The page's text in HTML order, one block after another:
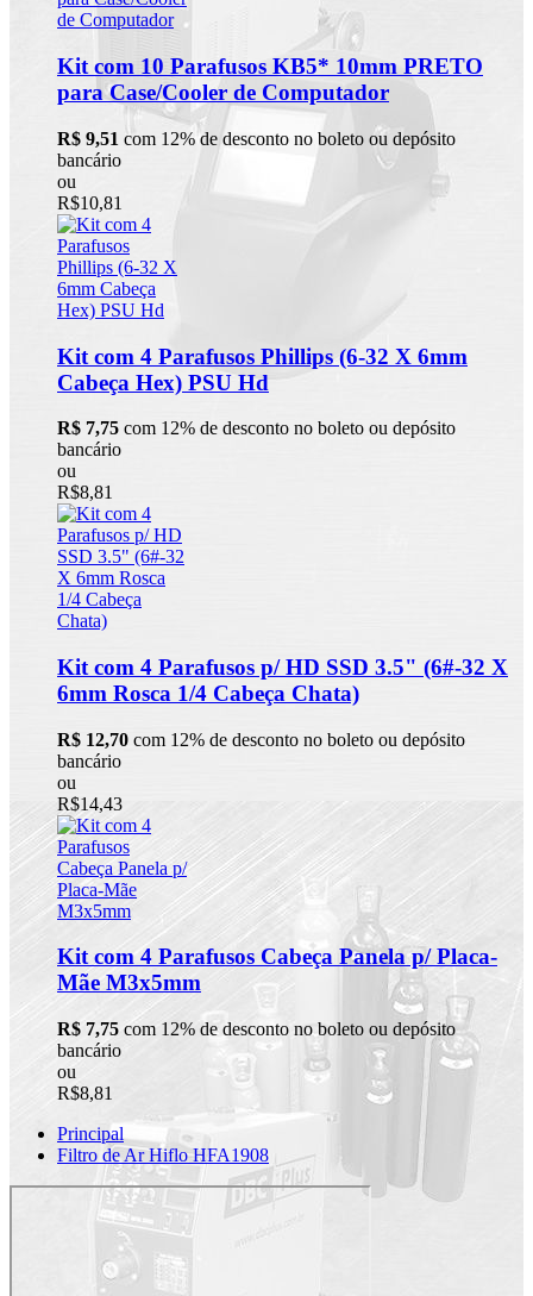
Kit com 10 Parafusos KB5* 10mm PRETO
para Case/Cooler de Computador
R$ 9,51 com 12% de desconto no boleto ou depósito
bancário
ou
R$10,81
Kit com 4 Parafusos Phillips (6-32 X 6mm
Cabeça Hex) PSU Hd
R$ 7,75 com 12% de desconto no boleto ou depósito
bancário
ou
R$8,81
Kit com 4 Parafusos p/ HD SSD 3.5" (6#-32 X
6mm Rosca 1/4 Cabeça Chata)
R$ 12,70 com 12% de desconto no boleto ou depósito
bancário
ou
R$14,43
Kit com 4 Parafusos Cabeça Panela p/ Placa-
Mãe M3x5mm
R$ 7,75 com 12% de desconto no boleto ou depósito
bancário
ou
R$8,81
Principal
Filtro de Ar Hiflo HFA1908